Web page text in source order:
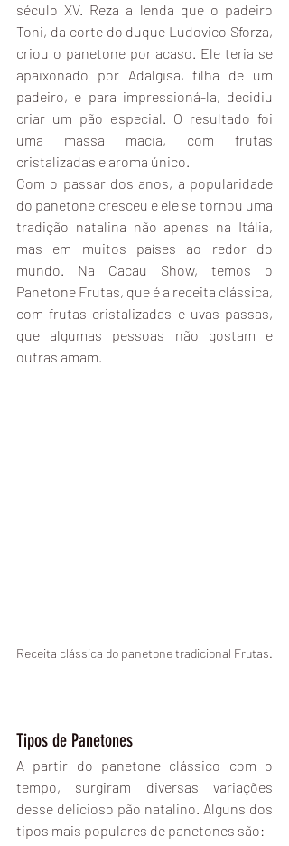
século XV. Reza a lenda que o padeiro
Toni, da corte do duque Ludovico Sforza,
criou o panetone por acaso. Ele teria se
apaixonado por Adalgisa, filha de um
padeiro, e para impressioná-la, decidiu
criar um pão especial. O resultado foi
uma massa macia, com frutas
cristalizadas e aroma único.
Com o passar dos anos, a popularidade
do panetone cresceu e ele se tornou uma
tradição natalina não apenas na Itália,
mas em muitos países ao redor do
mundo. Na Cacau Show, temos o
Panetone Frutas, que é a receita clássica,
com frutas cristalizadas e uvas passas,
que algumas pessoas não gostam e
outras amam.
Receita clássica do panetone tradicional Frutas.
Tipos de Panetones
A partir do panetone clássico com o
tempo, surgiram diversas variações
desse delicioso pão natalino. Alguns dos
tipos mais populares de panetones são: